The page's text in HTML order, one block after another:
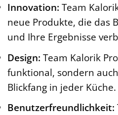
Innovation: Team
neue Produkte, die das
und Ihre Ergebnisse
Design: Team Kalorik
funktional, sondern
Blickfang in jeder Küche.
Benutzerfreundlichkeit: